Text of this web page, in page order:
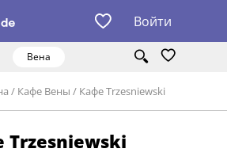
Войти
Вена
/ Кафе Вены / Кафе Trzesniewski
Trzesniewski